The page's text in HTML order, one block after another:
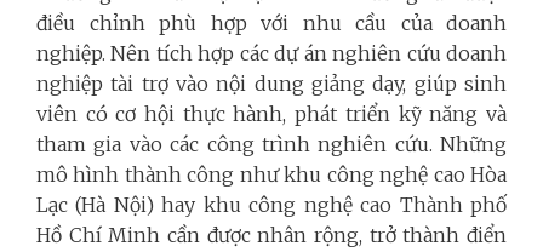
điều chỉnh phù hợp với nhu cầu của doanh
nghiệp. Nên tích hợp các dự án nghiên cứu doanh
nghiệp tài trợ vào nội dung giảng dạy, giúp sinh
viên có cơ hội thực hành, phát triển kỹ năng và
tham gia vào các công trình nghiên cứu. Những
mô hình thành công như khu công nghệ cao Hòa
Lạc (Hà Nội) hay khu công nghệ cao Thành phố
Hồ Chí Minh cần được nhân rộng, trở thành điển